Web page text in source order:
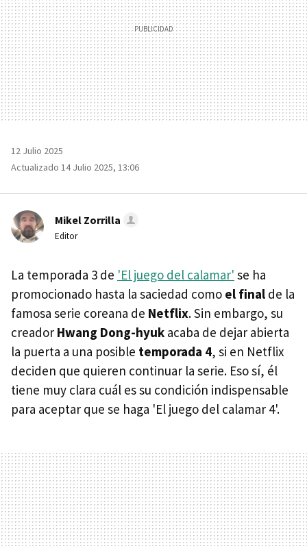
12 Julio 2025
Actualizado 14 Julio 2025, 13:06
Mikel Zorrilla
Editor
La temporada 3 de 'El juego del calamar' se ha
promocionado hasta la saciedad como el final de la
famosa serie coreana de Netflix. Sin embargo, su
creador Hwang Dong-hyuk acaba de dejar abierta
la puerta a una posible temporada 4, si en Netflix
deciden que quieren continuar la serie. Eso sí, él
tiene muy clara cuál es su condición indispensable
para aceptar que se haga 'El juego del calamar 4'.